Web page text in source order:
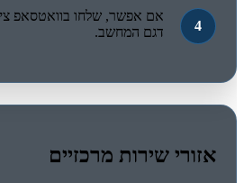
אם אפשר, שלחו בוואטסאפ
דגם המחשב.
אזורי שירות מרכזיים